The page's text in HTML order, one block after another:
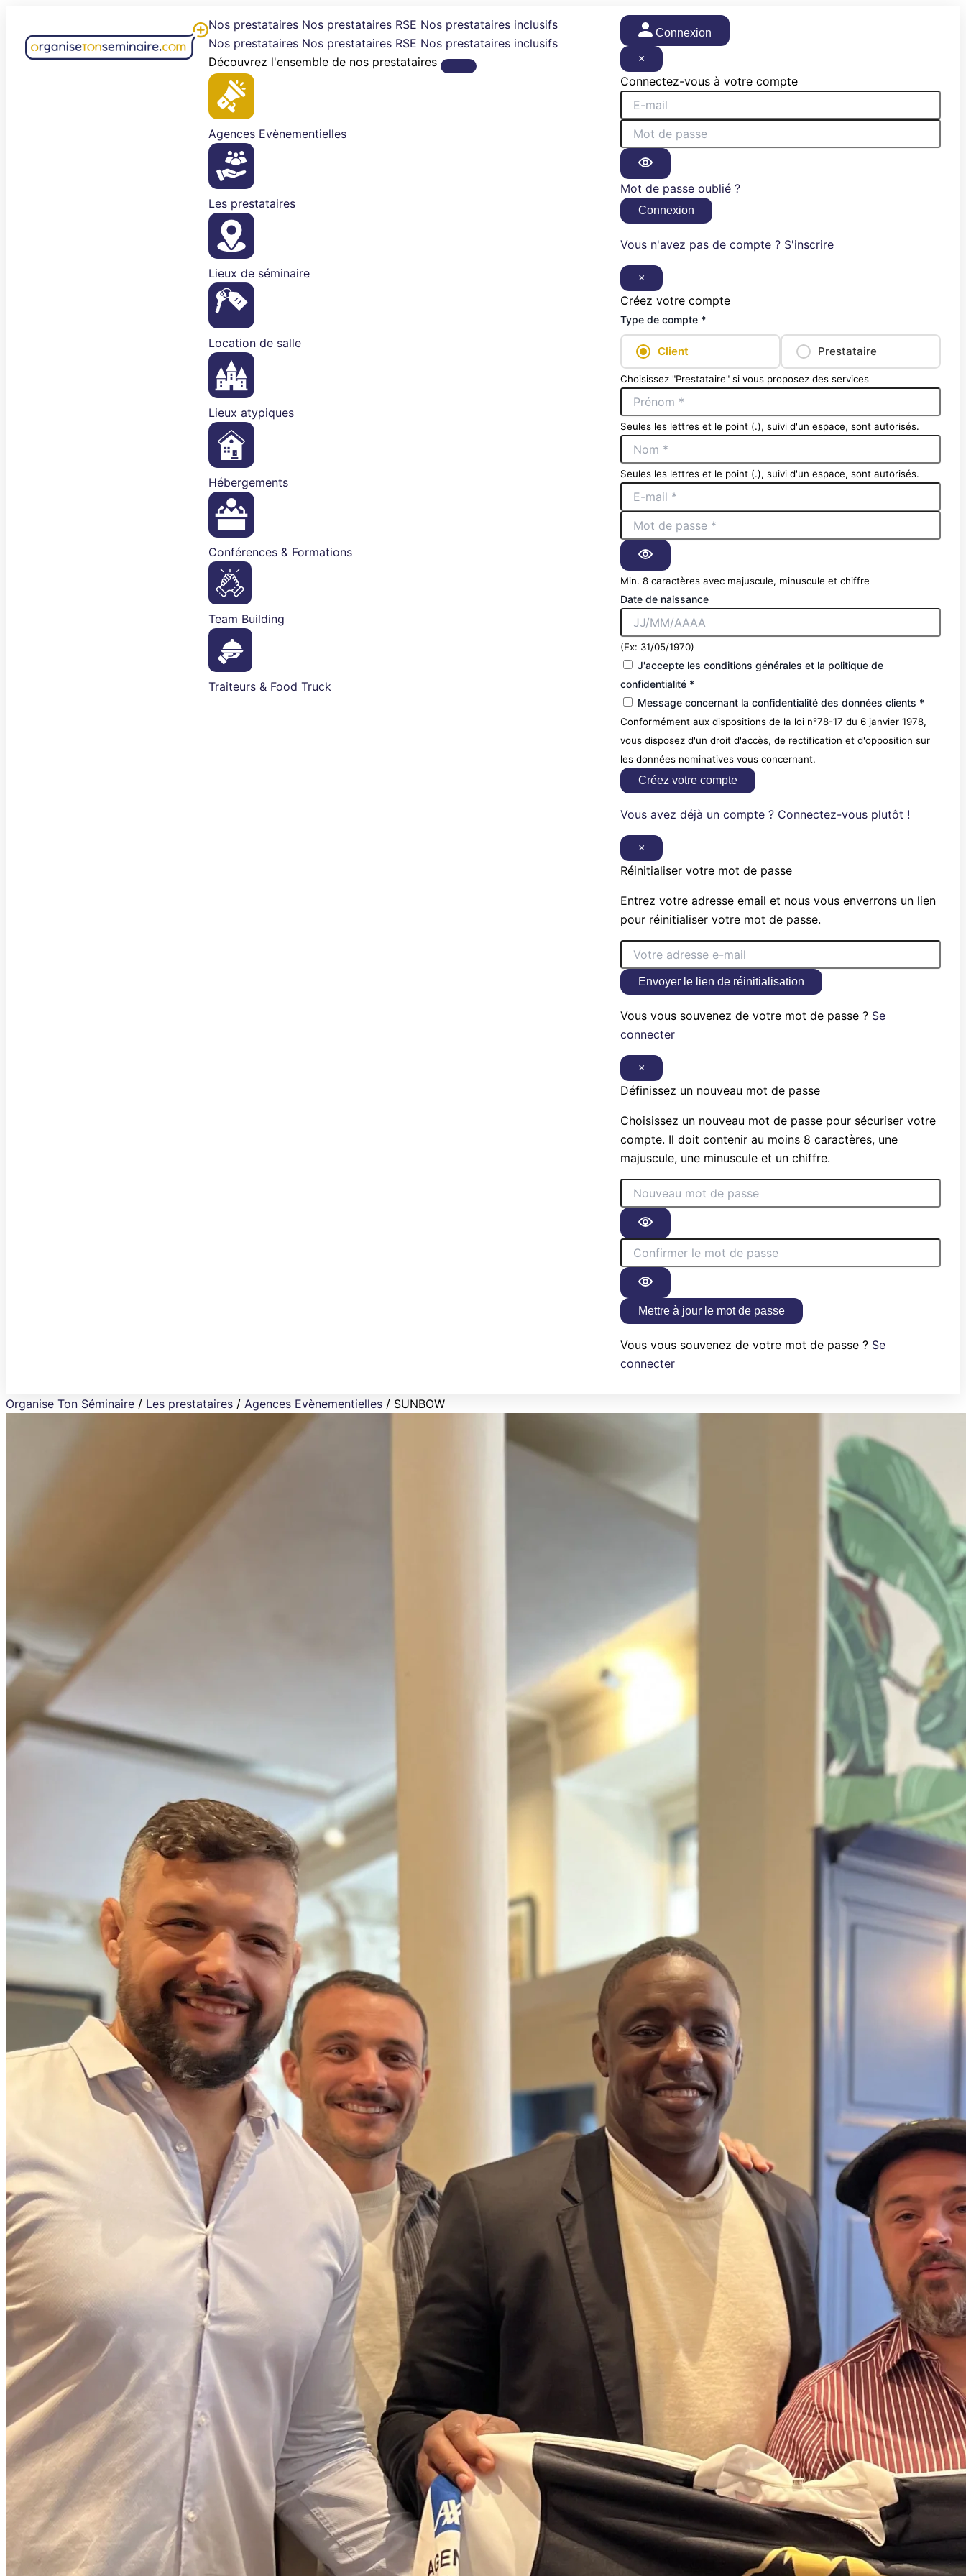
contenu
Nos prestataires Nos prestataires RSE Nos prestataires inclusifs
Nos prestataires Nos prestataires RSE Nos prestataires inclusifs
Découvrez l'ensemble de nos prestataires
Agences Evènementielles
Les prestataires
Lieux de séminaire
Location de salle
Lieux atypiques
Hébergements
Conférences & Formations
Team Building
Traiteurs & Food Truck
Connexion
×
Connectez-vous à votre compte
Mot de passe oublié ?
Connexion
Vous n'avez pas de compte ? S'inscrire
×
Créez votre compte
Type de compte *
Client Prestataire
Choisissez "Prestataire" si vous proposez des services
Seules les lettres et le point (.), suivi d'un espace, sont autorisés.
Seules les lettres et le point (.), suivi d'un espace, sont autorisés.
Min. 8 caractères avec majuscule, minuscule et chiffre
Date de naissance
(Ex: 31/05/1970)
J'accepte les conditions générales et la politique de
confidentialité *
Message concernant la confidentialité des données clients *
Conformément aux dispositions de la loi n°78-17 du 6 janvier 1978,
vous disposez d'un droit d'accès, de rectification et d'opposition sur
les données nominatives vous concernant.
Créez votre compte
Vous avez déjà un compte ? Connectez-vous plutôt !
×
Réinitialiser votre mot de passe
Entrez votre adresse email et nous vous enverrons un lien
pour réinitialiser votre mot de passe.
Envoyer le lien de réinitialisation
Vous vous souvenez de votre mot de passe ? Se
connecter
×
Définissez un nouveau mot de passe
Choisissez un nouveau mot de passe pour sécuriser votre
compte. Il doit contenir au moins 8 caractères, une
majuscule, une minuscule et un chiffre.
Mettre à jour le mot de passe
Vous vous souvenez de votre mot de passe ? Se
connecter
Organise Ton Séminaire / Les prestataires / Agences Evènementielles / SUNBOW